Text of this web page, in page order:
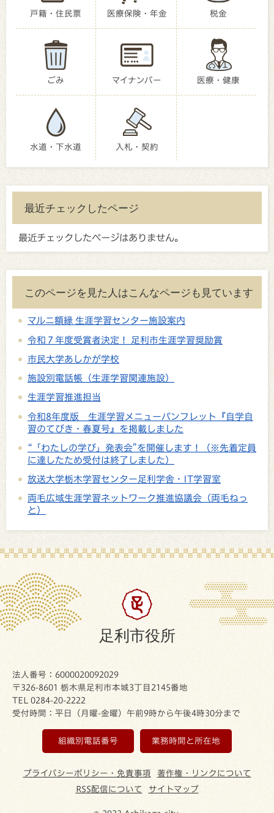
戸籍・住民票 医療保険・年金 税金
ごみ マイナンバー 医療・健康
水道・下水道 入札・契約
最近チェックしたページ
最近チェックしたページはありません。
このページを見た人はこんなページも見ています
マルニ額縁 生涯学習センター施設案内
令和７年度受賞者決定！ 足利市生涯学習奨励賞
市民大学あしかが学校
施設別電話帳（生涯学習関連施設）
生涯学習推進担当
令和8年度版 生涯学習メニューパンフレット『自学自
習のてびき・春夏号』を掲載しました
“「わたしの学び」発表会”を開催します！（※先着定員
に達したため受付は終了しました）
放送大学栃木学習センター足利学舎・IT学習室
両毛広域生涯学習ネットワーク推進協議会（両毛ねっ
と）
足利市役所
法人番号：6000020092029
〒326-8601 栃木県足利市本城3丁目2145番地
TEL 0284-20-2222
受付時間：平日（月曜-金曜）午前9時から午後4時30分まで
組織別電話番号 業務時間と所在地
プライバシーポリシー・免責事項
著作権・リンクについて
RSS配信について
サイトマップ